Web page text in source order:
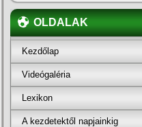
OLDALAK
Kezdőlap
Videógaléria
Lexikon
A kezdetektől napjainkig